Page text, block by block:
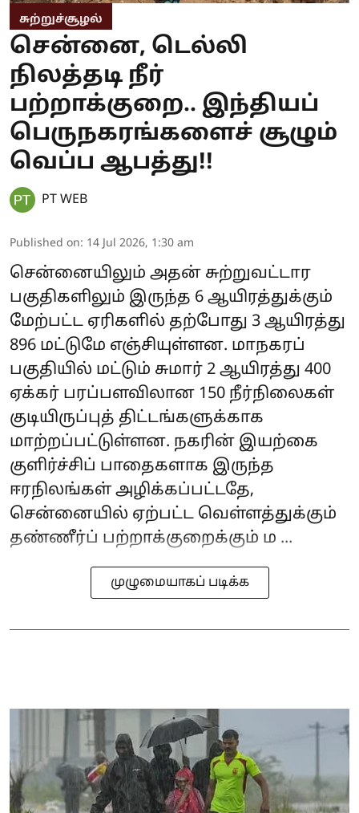
சுற்றுச்சூழல்
சென்னை, டெல்லி
நிலத்தடி நீர்
பற்றாக்குறை.. இந்தியப்
பெருநகரங்களைச் சூழும்
வெப்ப ஆபத்து!!
PT WEB
Published on: 14 Jul 2026, 1:30 am
சென்னையிலும் அதன் சுற்றுவட்டார
பகுதிகளிலும் இருந்த 6 ஆயிரத்துக்கும்
மேற்பட்ட ஏரிகளில் தற்போது 3 ஆயிரத்து
896 மட்டுமே எஞ்சியுள்ளன. மாநகரப்
பகுதியில் மட்டும் சுமார் 2 ஆயிரத்து 400
ஏக்கர் பரப்பளவிலான 150 நீர்நிலைகள்
குடியிருப்புத் திட்டங்களுக்காக
மாற்றப்பட்டுள்ளன. நகரின் இயற்கை
குளிர்ச்சிப் பாதைகளாக இருந்த
ஈரநிலங்கள் அழிக்கப்பட்டதே,
சென்னையில் ஏற்பட்ட வெள்ளத்துக்கும்
தண்ணீர்ப் பற்றாக்குறைக்கும் ம ...
முழுமையாகப் படிக்க